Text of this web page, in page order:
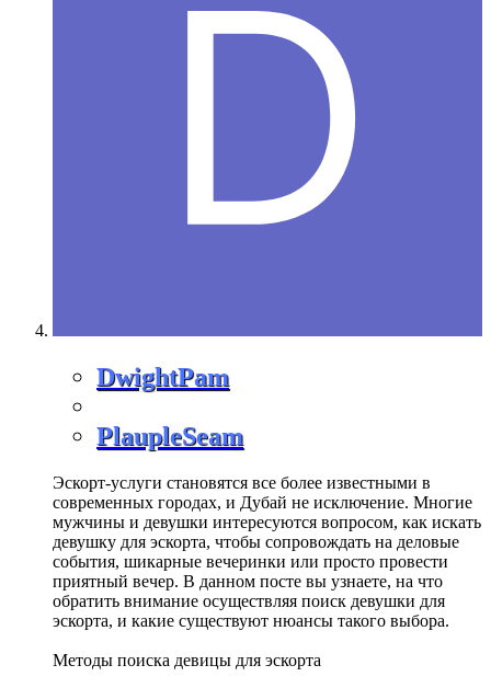
DwightPam
PlaupleSeam
Эскорт-услуги становятся все более известными в
современных городах, и Дубай не исключение. Многие
мужчины и девушки интересуются вопросом, как искать
девушку для эскорта, чтобы сопровождать на деловые
события, шикарные вечеринки или просто провести
приятный вечер. В данном посте вы узнаете, на что
обратить внимание осуществляя поиск девушки для
эскорта, и какие существуют нюансы такого выбора.
Методы поиска девицы для эскорта